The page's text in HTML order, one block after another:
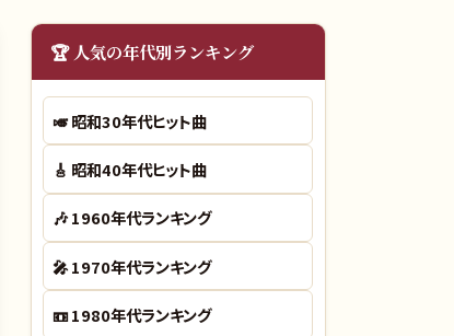
🏆 人気の年代別ランキング
🎺昭和30年代ヒット曲
🎸 昭和40年代ヒット曲
🎶1960年代ランキング
🎤1970年代ランキング
📼1980年代ランキング